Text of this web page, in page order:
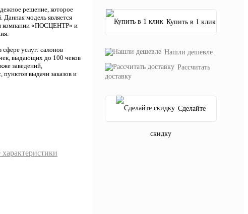
решение, которое
модель является
компании «ПОСЦЕНТР» и
услуг: салонов
выдающих до 100 чеков
заведений,
выдачи заказов и
характеристики
Купить в 1 клик
Нашли дешевле
Рассчитать
доставку
Сделайте
скидку